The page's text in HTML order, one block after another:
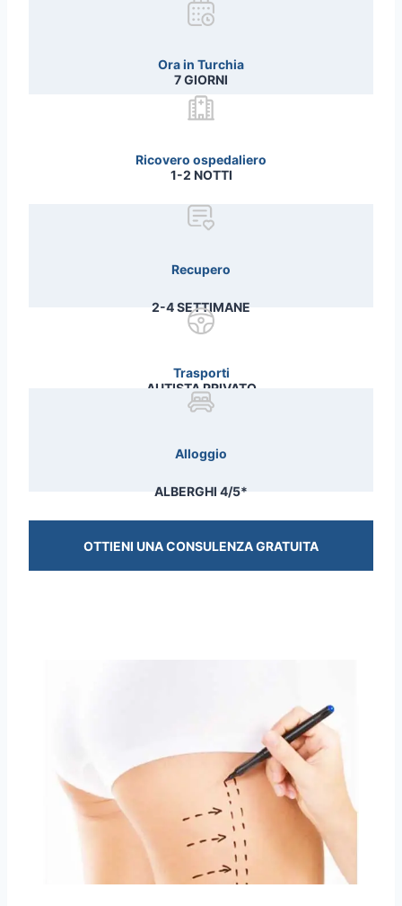
Ora in Turchia
7 GIORNI
Ricovero ospedaliero
1-2 NOTTI
Recupero
2-4 SETTIMANE
Trasporti
AUTISTA PRIVATO
Alloggio
ALBERGHI 4/5*
OTTIENI UNA CONSULENZA GRATUITA